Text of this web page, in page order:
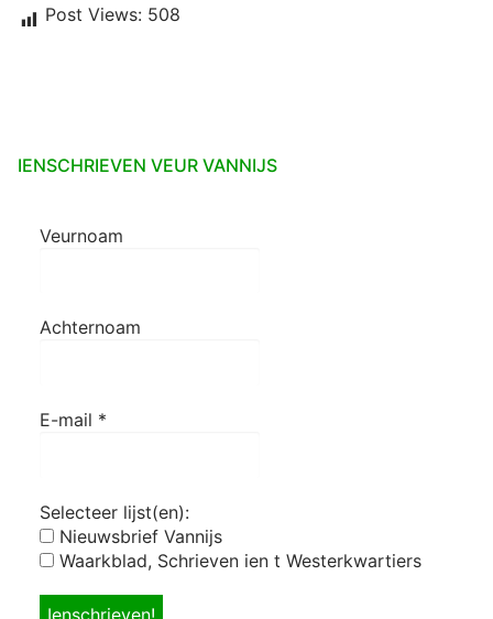
Post Views: 508
IENSCHRIEVEN VEUR VANNIJS
Veurnoam
Achternoam
E-mail *
Selecteer lijst(en):
Nieuwsbrief Vannijs
Waarkblad, Schrieven ien t Westerkwartiers